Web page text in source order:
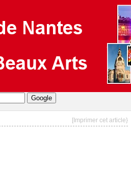
[Imprimer cet article}